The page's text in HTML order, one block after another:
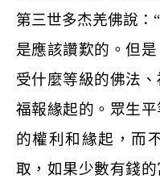
第三世多杰羌佛說： “
是應該讚歎的。但
受什麼等級的佛法
福報緣起的。眾生
的權利和緣起，而
取，如果少數有錢